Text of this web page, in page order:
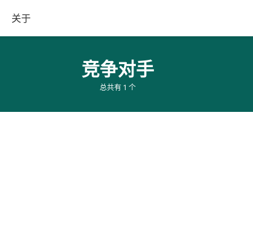
关于
竞争对手
总共有 1 个